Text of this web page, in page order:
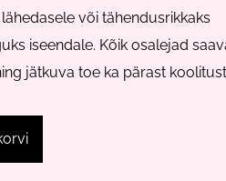
või tähendusrikkaks
iseendale. Kõik osalejad
jätkuva toe ka pärast